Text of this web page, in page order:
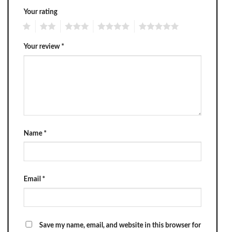
Your rating
Your review *
Name *
Email *
Save my name, email, and website in this browser for